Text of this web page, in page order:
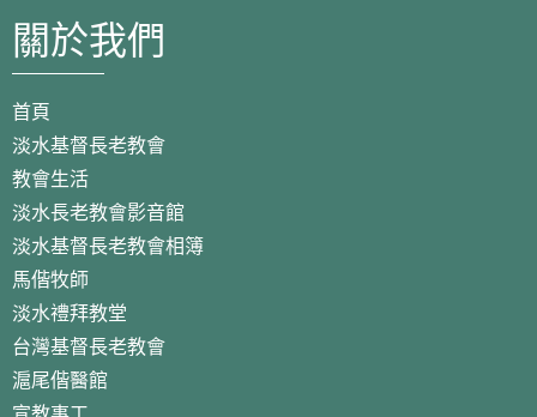
關於我們
首頁
淡水基督長老教會
教會生活
淡水長老教會影音館
淡水基督長老教會相簿
馬偕牧師
淡水禮拜教堂
台灣基督長老教會
滬尾偕醫館